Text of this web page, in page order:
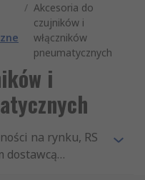
/ Akcesoria do
czujników i
włączników
pneumatycznych
i
na rynku, RS
dostawcą